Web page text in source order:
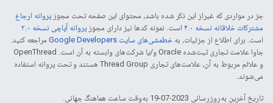
جز در مواردی که غیراز این ذکر شده باشد، محتوای این صفحه تحت مجوز پروانه ارجاع
مشترکات خلاقانه نسخه ۴.۰
است. نمونه کدها نیز دارای مجوز پروانه آپاچی نسخه ۲.۰
است. برای اطلاع از جزئیات، به خطمشی‌های سایت Google Developers‏
مراجعه کنید.
جاوا علامت تجاری ثبت‌شده Oracle و/یا شرکت‌های وابسته به آن است. ‫OpenThread
و علائم مربوط به آن، علامت‌های تجاری Thread Group هستند و تحت پروانه استفاده
می‌شوند.
تاریخ آخرین به‌روزرسانی 2023-07-19 به‌وقت ساعت هماهنگ جهانی.